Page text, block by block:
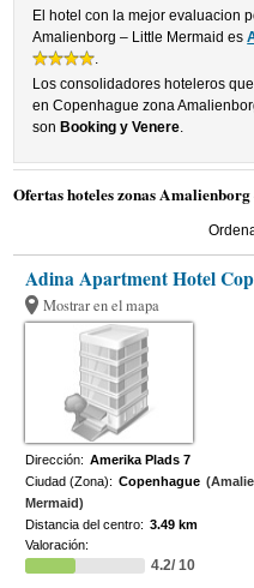
El hotel con la mejor evaluacion
Amalienborg – Little Mermaid es
.
Los consolidadores hoteleros
en Copenhague zona
son Booking y Venere.
Ofertas hoteles zonas
Adina Apartment Hotel
Mostrar en el mapa
Dirección: Amerika Plads 7
Ciudad (Zona): Copenhague
Mermaid)
Distancia del centro: 3.49 km
Valoración:
4.2/ 10